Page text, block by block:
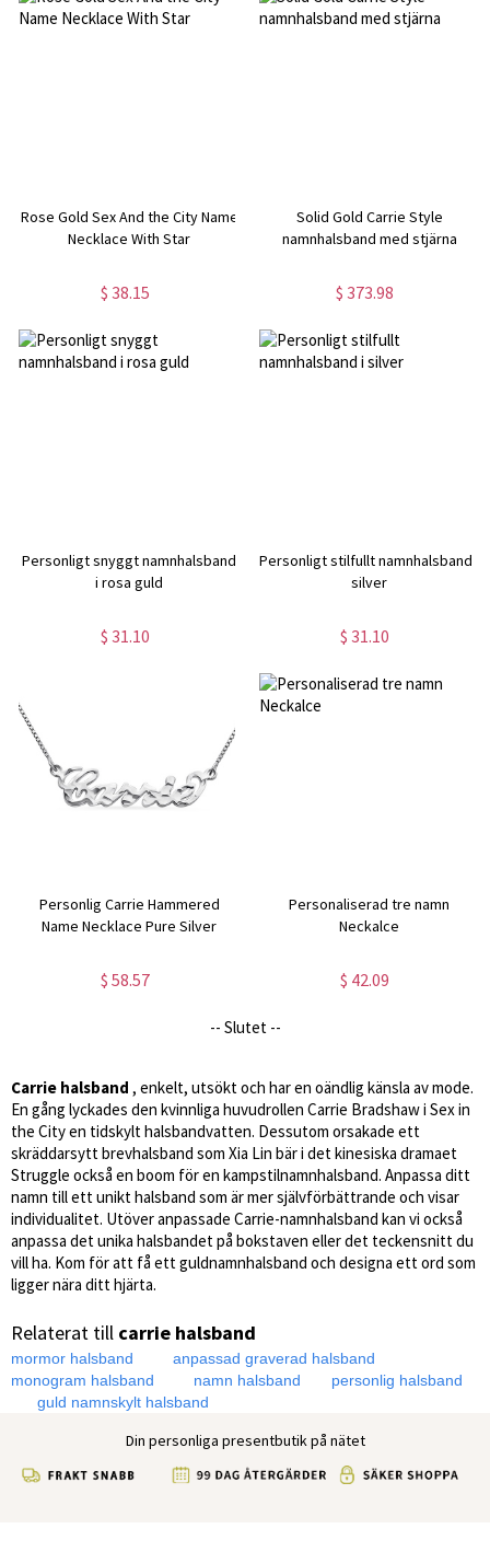
Rose Gold Sex And the City Name
Necklace With Star
$ 38.15
Solid Gold Carrie Style
namnhalsband med stjärna
$ 373.98
Personligt snyggt namnhalsband
i rosa guld
$ 31.10
Personligt stilfullt namnhalsband i
silver
$ 31.10
Personlig Carrie Hammered
Name Necklace Pure Silver
$ 58.57
Personaliserad tre namn
Neckalce
$ 42.09
-- Slutet --
Carrie halsband , enkelt, utsökt och har en oändlig känsla av mode.
En gång lyckades den kvinnliga huvudrollen Carrie Bradshaw i Sex in
the City en tidskylt halsbandvatten. Dessutom orsakade ett
skräddarsytt brevhalsband som Xia Lin bär i det kinesiska dramaet
Struggle också en boom för en kampstilnamnhalsband. Anpassa ditt
namn till ett unikt halsband som är mer självförbättrande och visar
individualitet. Utöver anpassade Carrie-namnhalsband kan vi också
anpassa det unika halsbandet på bokstaven eller det teckensnitt du
vill ha. Kom för att få ett guldnamnhalsband och designa ett ord som
ligger nära ditt hjärta.
Relaterat till carrie halsband
mormor halsband
anpassad graverad halsband
monogram halsband
namn halsband
personlig halsband
guld namnskylt halsband
Din personliga presentbutik på nätet